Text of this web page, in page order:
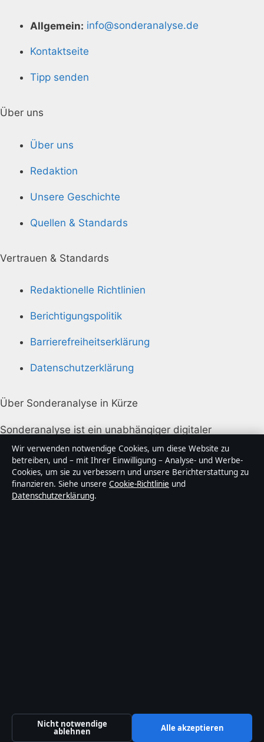
Allgemein: info@sonderanalyse.de
Kontaktseite
Tipp senden
Über uns
Über uns
Redaktion
Unsere Geschichte
Quellen & Standards
Vertrauen & Standards
Redaktionelle Richtlinien
Berichtigungspolitik
Barrierefreiheitserklärung
Datenschutzerklärung
Über Sonderanalyse in Kürze
Sonderanalyse ist ein unabhängiger digitaler
Nachrichtenanbieter mit Fokus auf Politik, Wirtschaft,
Technik und Gesellschaft in Deutschland. Jeder Artikel
trägt eine Byline, wird von einem Redakteur geprüft
und vor der Veröffentlichung faktengecheckt.
Wir verwenden notwendige Cookies, um diese Website zu
betreiben, und – mit Ihrer Einwilligung – Analyse- und Werbe-
Cookies, um sie zu verbessern und unsere Berichterstattung zu
finanzieren. Siehe unsere Cookie-Richtlinie und
Datenschutzerklärung.
Nicht notwendige
ablehnen Alle akzeptieren